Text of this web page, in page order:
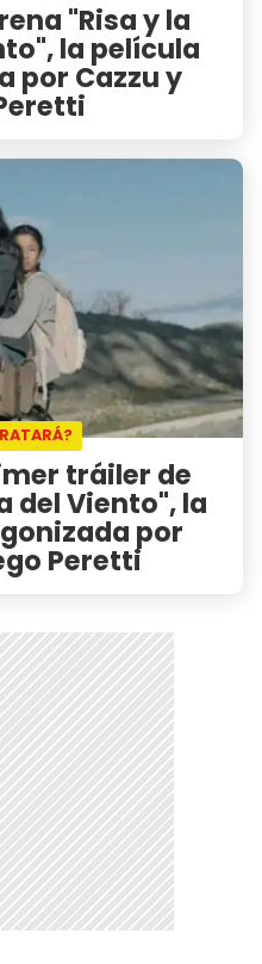
"Risa y la
la película
por Cazzu y
tráiler de
del Viento", la
por
Peretti